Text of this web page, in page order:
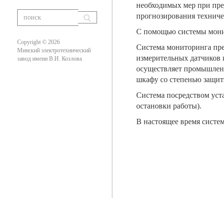
Copyright © 2026
Минский электротехнический
завод имени В.И. Козлова
необходимых мер при
прогнозирования
С помощью системы
Система мониторинга
измерительных
осуществляет
шкафу со степенью
Система посредством
остановки работы).
В настоящее время